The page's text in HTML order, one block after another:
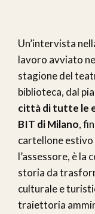
Un’intervista
lavoro avviato
stagione del
biblioteca, dal
città di tutte le
BIT di Milano,
cartellone estivo
l’assessore, è la
storia da
culturale e
traiettoria